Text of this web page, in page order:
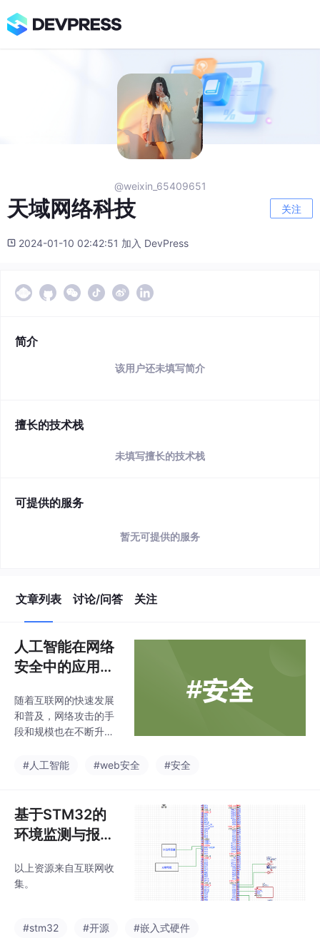
@weixin_65409651
天域网络科技 关注
2024-01-10 02:42:51 加入 DevPress
简介
该用户还未填写简介
擅长的技术栈
未填写擅长的技术栈
可提供的服务
暂无可提供的服务
文章列表 讨论/问答 关注
人工智能在网络
安全中的应用：
来
随着互联网的快速发展
和普及，网络攻击的手
段和规模也在不断升
护手段已经难以应对日
网络安全领域带来了全
新的解决方案，通过机
器学习、深度学习和自
够有效地检测、分析和
应对各种网络威胁，提
#人工智能 #web安全 #安全
基于STM32的
环境监测与报警
源
以上资源来自互联网收
集。
#stm32 #开源 #嵌入式硬件